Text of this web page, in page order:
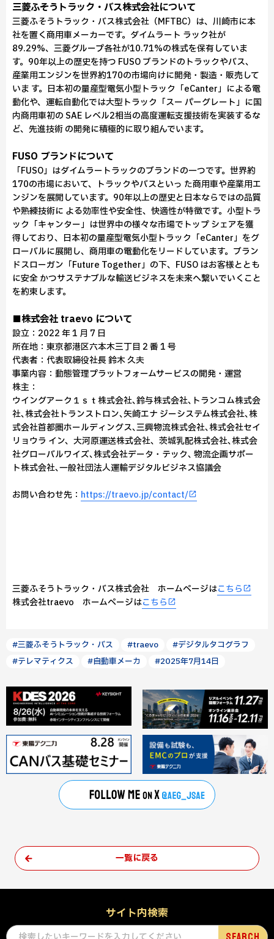
三菱ふそうトラック・バス株式会社について
三菱ふそうトラック・バス株式会社（MFTBC）は、川崎市に本
社を置く商用車メーカーです。ダイムラート ラック社が
89.29%、三菱グループ各社が10.71%の株式を保有していま
す。90年以上の歴史を持つ FUSO ブランドのトラックやバス、
産業用エンジンを世界約170の市場向けに開発・製造・販売して
いま す。日本初の量産型電気小型トラック「eCanter」による電
動化や、運転自動化では大型トラック「スー パーグレート」に国
内商用車初の SAE レベル2相当の高度運転支援技術を実装するな
ど、先進技術 の開発に積極的に取り組んでいます。
FUSO ブランドについて
「FUSO」はダイムラートラックのブランドの一つです。世界約
170の市場において、トラックやバスといっ た商用車や産業用エ
ンジンを展開しています。90年以上の歴史と日本ならではの品質
や熟練技術に よる効率性や安全性、快適性が特徴です。小型トラ
ック「キャンター」は世界中の様々な市場でトップ シェアを獲
得しており、日本初の量産型電気小型トラック「eCanter」をグ
ローバルに展開し、商用車の電動化をリードしています。ブラン
ドスローガン「Future Together」の下、FUSO はお客様ととも
に安全 かつサステナブルな輸送ビジネスを未来へ繋いでいくこと
を約束します。
■株式会社 traevo について
設立：2022 年 1 月 7 日
所在地：東京都港区六本木三丁目 2 番 1 号
代表者：代表取締役社長 鈴木 久夫
事業内容：動態管理プラットフォームサービスの開発・運営
株主：
ウイングアーク１ｓｔ株式会社､鈴与株式会社､トランコム株式会
社､株式会社トランストロン､矢崎エナ ジーシステム株式会社､株
式会社首都圏ホールディングス､三興物流株式会社､株式会社セイ
リョウラ イン、大河原運送株式会社、茨城乳配株式会社､株式会
社グローバルワイズ､株式会社データ・テック､ 物流企画サポー
ト株式会社､一般社団法人運輸デジタルビジネス協議会
お問い合わせ先： https://traevo.jp/contact/
三菱ふそうトラック・バス株式会社 ホームページはこちら
株式会社traevo ホームページはこちら
#三菱ふそうトラック・バス #traevo
#デジタルタコグラフ
#テレマティクス
#自動車メーカ #2025年7月14日
一覧に戻る
サイト内検索